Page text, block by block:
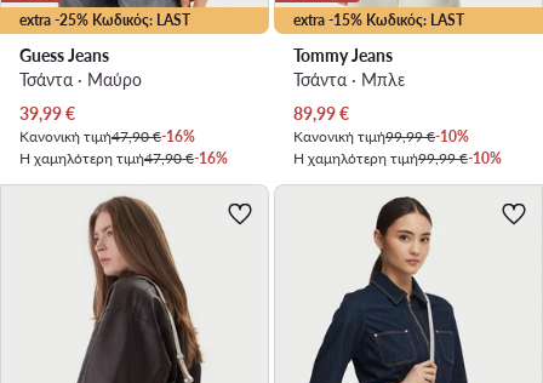
extra -25% Κωδικός: LAST
Guess Jeans
Τσάντα · Μαύρο
Τρέχουσα τιμή
39,99€
Κανονική τιμή47,90 €-16%
Η χαμηλότερη τιμή47,90 €-16%
extra -15% Κωδικός: LAST
Tommy Jeans
Τσάντα · Μπλε
Τρέχουσα τιμή
89,99€
Κανονική τιμή99,99 €-10%
Η χαμηλότερη τιμή99,99 €-10%